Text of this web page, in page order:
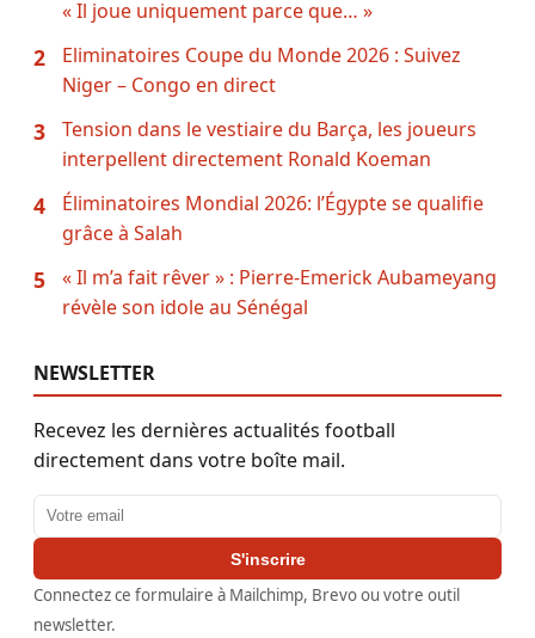
« Il joue uniquement parce que… »
2
Eliminatoires Coupe du Monde 2026 : Suivez
Niger – Congo en direct
3
Tension dans le vestiaire du Barça, les joueurs
interpellent directement Ronald Koeman
4
Éliminatoires Mondial 2026: l’Égypte se qualifie
grâce à Salah
5
« Il m’a fait rêver » : Pierre-Emerick Aubameyang
révèle son idole au Sénégal
NEWSLETTER
Recevez les dernières actualités football
directement dans votre boîte mail.
Adresse email
S'inscrire
Connectez ce formulaire à Mailchimp, Brevo ou votre outil
newsletter.